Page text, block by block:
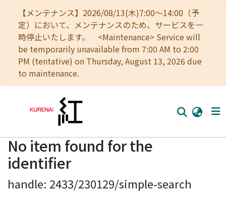
【メンテナンス】2026/08/13(木)7:00～14:00（予
定）において、メンテナンスのため、サービスを一
時停止いたします。 <Maintenance> Service will
be temporarily unavailable from 7:00 AM to 2:00
PM (tentative) on Thursday, August 13, 2026 due
to maintenance.
Home
Communities
Browse
No item found for the
identifier
handle: 2433/230129/simple-search